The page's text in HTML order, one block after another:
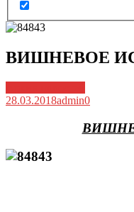
ВИШНЕВОЕ
28.03.2018admin0